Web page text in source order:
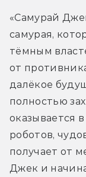
«Самурай
самурая,
тёмным
от
далёкое
полностью
оказывается
роботов,
получает от
Джек и